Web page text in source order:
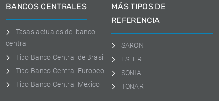
BANCOS CENTRALES
Tasas actuales del banco
central
Tipo Banco Central de Brasil
Tipo Banco Central Europeo
Tipo Banco Central Mexico
MÁS TIPOS DE
REFERENCIA
SARON
ESTER
SONIA
TONAR